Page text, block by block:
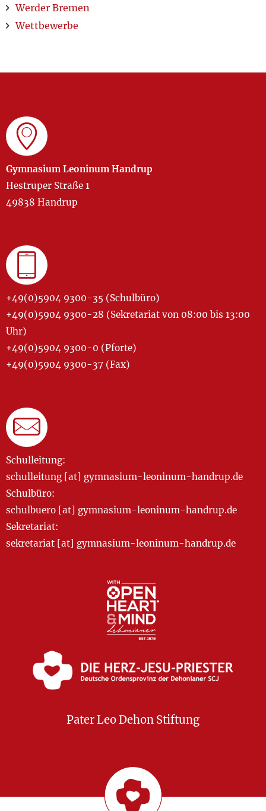
Werder Bremen
Wettbewerbe
Gymnasium Leoninum Handrup
Hestruper Straße 1
49838 Handrup
+49(0)5904 9300-35 (Schulbüro)
+49(0)5904 9300-28 (Sekretariat von 08:00 bis 13:00
Uhr)
+49(0)5904 9300-0 (Pforte)
+49(0)5904 9300-37 (Fax)
Schulleitung:
schulleitung [at] gymnasium-leoninum-handrup.de
Schulbüro:
schulbuero [at] gymnasium-leoninum-handrup.de
Sekretariat:
sekretariat [at] gymnasium-leoninum-handrup.de
Pater Leo Dehon Stiftung